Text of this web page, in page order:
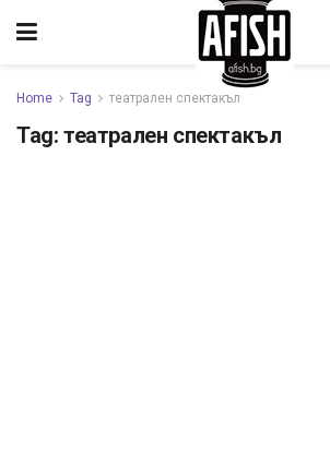
Home Tag театрален спектакъл
Tag: театрален спектакъл